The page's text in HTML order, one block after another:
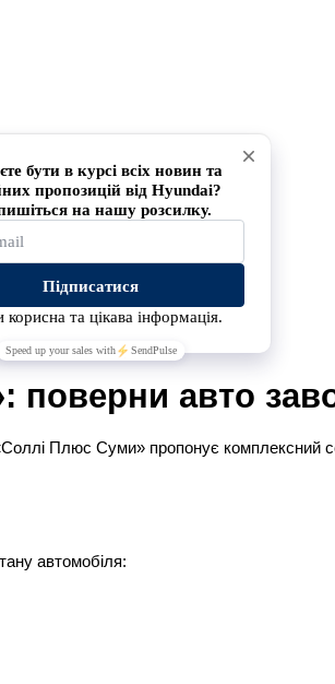
поверни авто
Плюс Суми» пропонує комплексний
автомобіля: